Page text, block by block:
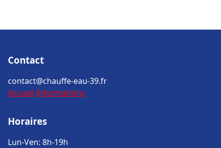
Contact
contact@chauffe-eau-39.fr
Accueil Informations
Horaires
Lun-Ven: 8h-19h